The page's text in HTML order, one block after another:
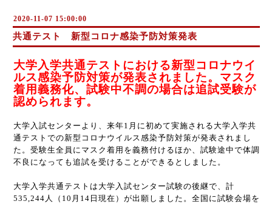
2020-11-07 15:00:00
共通テスト 新型コロナ感染予防対策発表
大学入学共通テストにおける新型コロナウイ
ルス感染予防対策が発表されました。マスク
着用義務化、試験中不調の場合は追試受験が
認められます。
大学入試センターより、来年1月に初めて実施される大学入学共
通テストでの新型コロナウイルス感染予防対策が発表されまし
た。受験生全員にマスク着用を義務付けるほか、試験途中で体調
不良になっても追試を受けることができるとしました。
大学入学共通テストは大学入試センター試験の後継で、計
535,244人（10月14日現在）が出願しました。全国に試験会場を